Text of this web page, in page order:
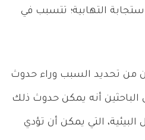
التهابية؛ تتسبب في
من تحديد السبب وراء حدوث
أنه يمكن حدوث ذلك
التي يمكن أن تؤدي